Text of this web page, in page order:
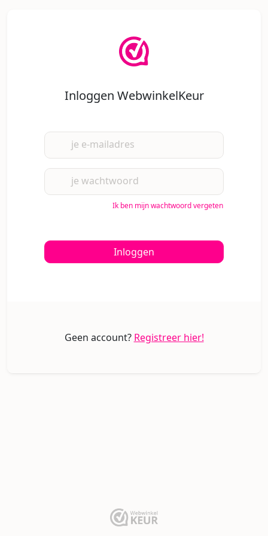
Inloggen WebwinkelKeur
je e-mailadres
je wachtwoord
Ik ben mijn wachtwoord vergeten
Inloggen
Geen account? Registreer hier!